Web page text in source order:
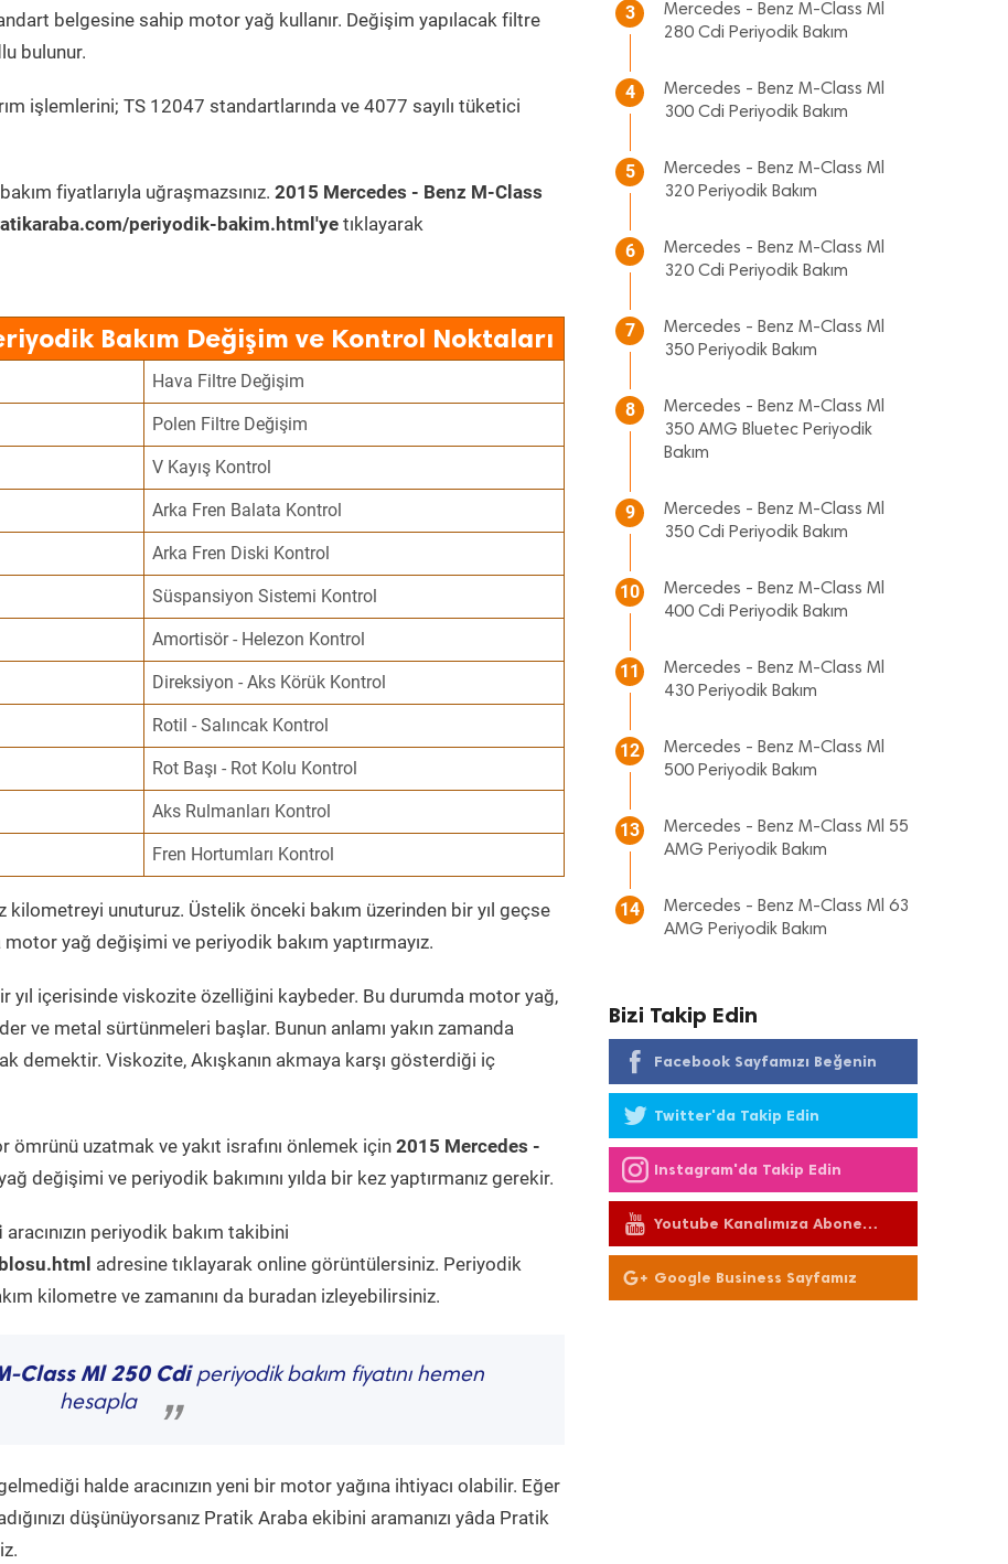
belgesine sahip motor yağ kullanır. Değişim yapılacak filtre
bulunur.
işlemlerini; TS 12047 standartlarında ve 4077 sayılı tüketici
fiyatlarıyla uğraşmazsınız. 2015 Mercedes - Benz M-Class
periyodik-bakim.html'ye tıklayarak
Bakım Değişim ve Kontrol Noktaları
Hava Filtre Değişim
Polen Filtre Değişim
V Kayış Kontrol
Arka Fren Balata Kontrol
Arka Fren Diski Kontrol
Süspansiyon Sistemi Kontrol
Amortisör - Helezon Kontrol
Direksiyon - Aks Körük Kontrol
Rotil - Salıncak Kontrol
Rot Başı - Rot Kolu Kontrol
Aks Rulmanları Kontrol
Fren Hortumları Kontrol
kilometreyi unuturuz. Üstelik önceki bakım üzerinden bir yıl geçse
yağ değişimi ve periyodik bakım yaptırmayız.
yıl içerisinde viskozite özelliğini kaybeder. Bu durumda motor yağ,
ve metal sürtünmeleri başlar. Bunun anlamı yakın zamanda
demektir. Viskozite, Akışkanın akmaya karşı gösterdiği iç
uzatmak ve yakıt israfını önlemek için 2015 Mercedes -
değişimi ve periyodik bakımını yılda bir kez yaptırmanız gerekir.
aracınızın periyodik bakım takibini
adresine tıklayarak online görüntülersiniz. Periyodik
kilometre ve zamanını da buradan izleyebilirsiniz.
Class Ml 250 Cdiperiyodik bakım fiyatını hemen
hesapla
”
halde aracınızın yeni bir motor yağına ihtiyacı olabilir. Eğer
düşünüyorsanız Pratik Araba ekibini aramanızı yâda Pratik
3
Mercedes - Benz M-Class Ml
280 Cdi Periyodik Bakım
4
Mercedes - Benz M-Class Ml
300 Cdi Periyodik Bakım
5
Mercedes - Benz M-Class Ml
320 Periyodik Bakım
6
Mercedes - Benz M-Class Ml
320 Cdi Periyodik Bakım
7
Mercedes - Benz M-Class Ml
350 Periyodik Bakım
8
Mercedes - Benz M-Class Ml
350 AMG Bluetec Periyodik
Bakım
9
Mercedes - Benz M-Class Ml
350 Cdi Periyodik Bakım
10
Mercedes - Benz M-Class Ml
400 Cdi Periyodik Bakım
11
Mercedes - Benz M-Class Ml
430 Periyodik Bakım
12
Mercedes - Benz M-Class Ml
500 Periyodik Bakım
13
Mercedes - Benz M-Class Ml 55
AMG Periyodik Bakım
14
Mercedes - Benz M-Class Ml 63
AMG Periyodik Bakım
Bizi Takip Edin
Facebook Sayfamızı Beğenin
Twitter'da Takip Edin
Instagram'da Takip Edin
Youtube Kanalımıza Abone
Olun
Google Business Sayfamız